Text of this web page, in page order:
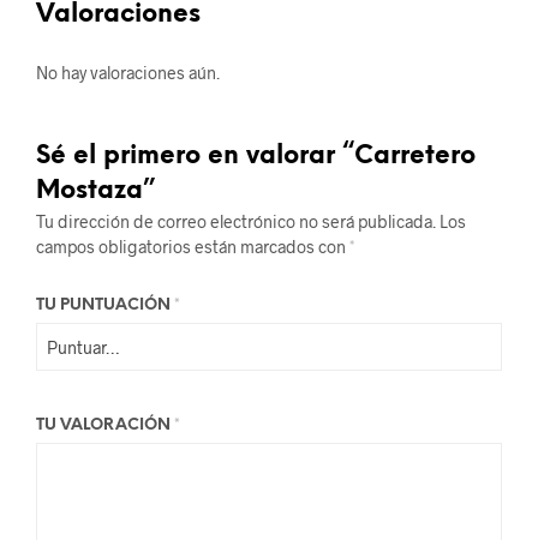
Valoraciones
No hay valoraciones aún.
Sé el primero en valorar “Carretero
Mostaza”
Tu dirección de correo electrónico no será publicada. Los
campos obligatorios están marcados con *
TU PUNTUACIÓN *
TU VALORACIÓN *